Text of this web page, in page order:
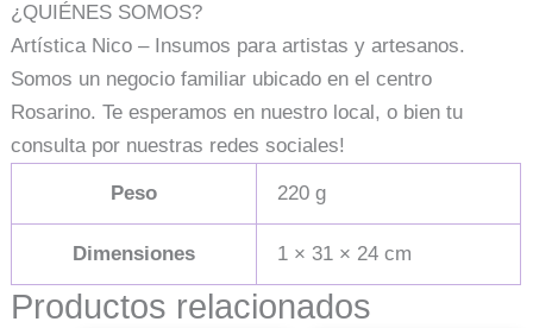
¿QUIÉNES SOMOS?
Artística Nico – Insumos para artistas y artesanos.
Somos un negocio familiar ubicado en el centro
Rosarino. Te esperamos en nuestro local, o bien tu
consulta por nuestras redes sociales!
Peso 220 g
Dimensiones 1 × 31 × 24 cm
Productos relacionados